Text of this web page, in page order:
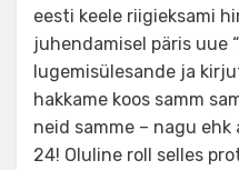
eesti keele riigieksami
juhendamisel päris uue
lugemisülesande ja
hakkame koos samm
neid samme – nagu
24! Oluline roll selles